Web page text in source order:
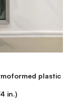
plastic
in.)